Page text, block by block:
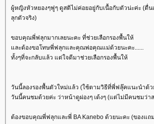
ผู้หญิงหัวหยองๆฟูๆ ดูสติไม่ค่อยอยู่กับเนื้อกับตัวน่ะค่ะ (ตื่น
ลุกตัวจริง)
ขอบคุณพี่ฟลุกมากเลยนะคะ ที่ช่วยเลือกรองพื้นให้
ละต้องขอโทษพี่ฟลุกและคุณพ่อคุณแม่ด้วยนะคะ......
ทั้งๆที่จะกลับแล้ว แต่ใจดีมาช่วยเลือกรองพื้นให้
วันนี้ลองรองพื้นตัวใหม่แล้ว (ใช้ตามวิธีที่พี่ฟลุ๊คแนะนำด้ว
วันนี้คนชมด้วยค่ะ ว่าหน้าดูผ่องๆ เด้งๆ (แต่ไม่มีคนชมว่า
ต้องขอบคุณพี่ฟลุกและพี่ BA Kanebo ด้วยนะคะ (ของแถ